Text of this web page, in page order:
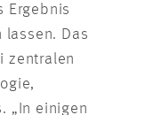
Ergebnis
Das
zentralen
„In einigen